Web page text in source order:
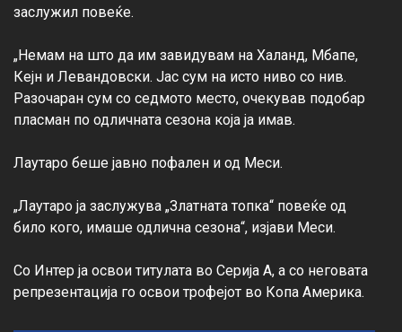
заслужил повеќе.
„Немам на што да им завидувам на Халанд, Мбапе,
Кејн и Левандовски. Јас сум на исто ниво со нив.
Разочаран сум со седмото место, очекував подобар
пласман по одличната сезона која ја имав.
Лаутаро беше јавно пофален и од Меси.
„Лаутаро ја заслужува „Златната топка“ повеќе од
било кого, имаше одлична сезона“, изјави Меси.
Со Интер ја освои титулата во Серија А, а со неговата
репрезентација го освои трофејот во Копа Америка.